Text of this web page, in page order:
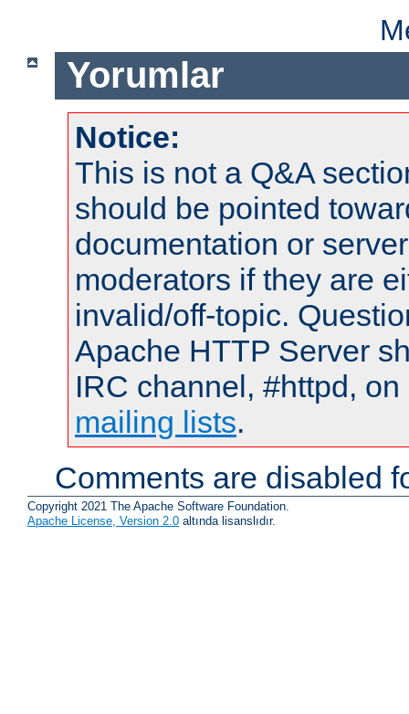
Yorumlar
Notice:
This is not a Q&A
should be pointed
documentation or
moderators if they are
invalid/off-topic.
Apache HTTP Server
IRC channel, #httpd,
mailing lists.
Comments are disabled
Copyright 2021 The Apache Software Foundation.
Apache License, Version 2.0 altında lisanslıdır.